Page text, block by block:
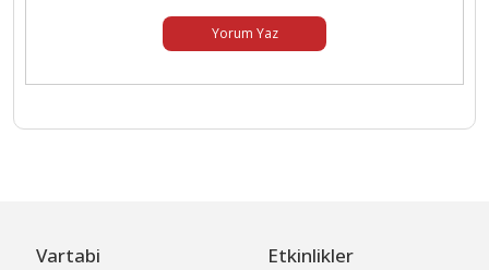
Yorum Yaz
Vartabi Etkinlikler